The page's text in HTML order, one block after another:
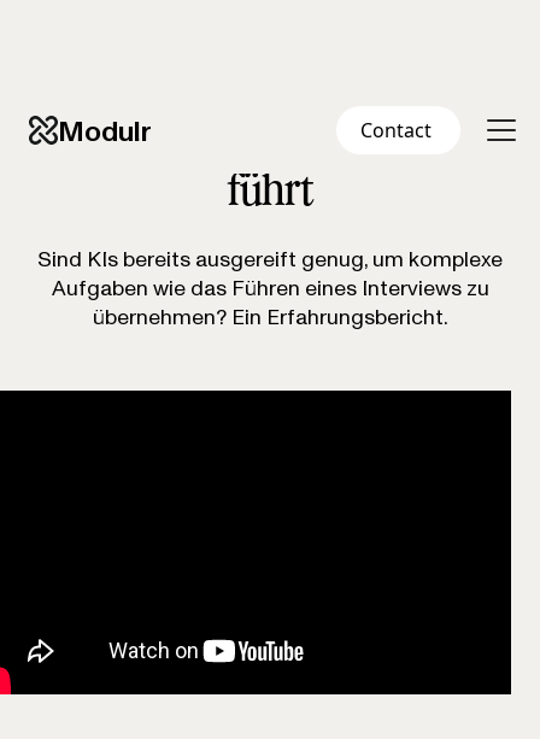
Modulr Contact
RAINHAUS
Ein Chatbot, der UX-Interviews
führt
Sind KIs bereits ausgereift genug, um komplexe
Aufgaben wie das Führen eines Interviews zu
übernehmen? Ein Erfahrungsbericht.